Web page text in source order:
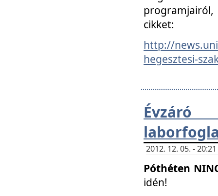
cikket:
http://
hegesztesi-
2012. 12. 05. -
Póthéten
idén!